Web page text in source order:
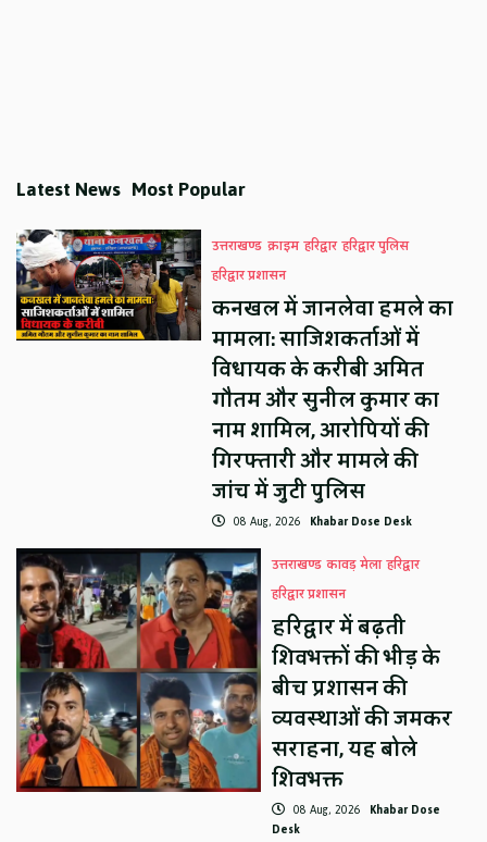
Latest News Most Popular
उत्तराखण्ड क्राइम हरिद्वार हरिद्वार पुलिस
हरिद्वार प्रशासन
कनखल में जानलेवा हमले का
मामला: साजिशकर्ताओं में
विधायक के करीबी अमित
गौतम और सुनील कुमार का
नाम शामिल, आरोपियों की
गिरफ्तारी और मामले की
जांच में जुटी पुलिस
08 Aug, 2026 Khabar Dose Desk
उत्तराखण्ड कावड़ मेला हरिद्वार
हरिद्वार प्रशासन
हरिद्वार में बढ़ती
शिवभक्तों की भीड़ के
बीच प्रशासन की
व्यवस्थाओं की जमकर
सराहना, यह बोले
शिवभक्त
08 Aug, 2026 Khabar Dose
Desk